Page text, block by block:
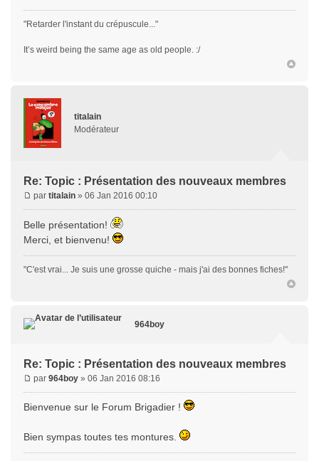
"Retarder l'instant du crépuscule..."
It’s weird being the same age as old people. :/
titalain
Modérateur
Re: Topic : Présentation des nouveaux membres
par titalain » 06 Jan 2016 00:10
Belle présentation!
Merci, et bienvenu!
"C'est vrai... Je suis une grosse quiche - mais j'ai des bonnes fiches!"
964boy
Re: Topic : Présentation des nouveaux membres
par 964boy » 06 Jan 2016 08:16
Bienvenue sur le Forum Brigadier !
Bien sympas toutes tes montures.